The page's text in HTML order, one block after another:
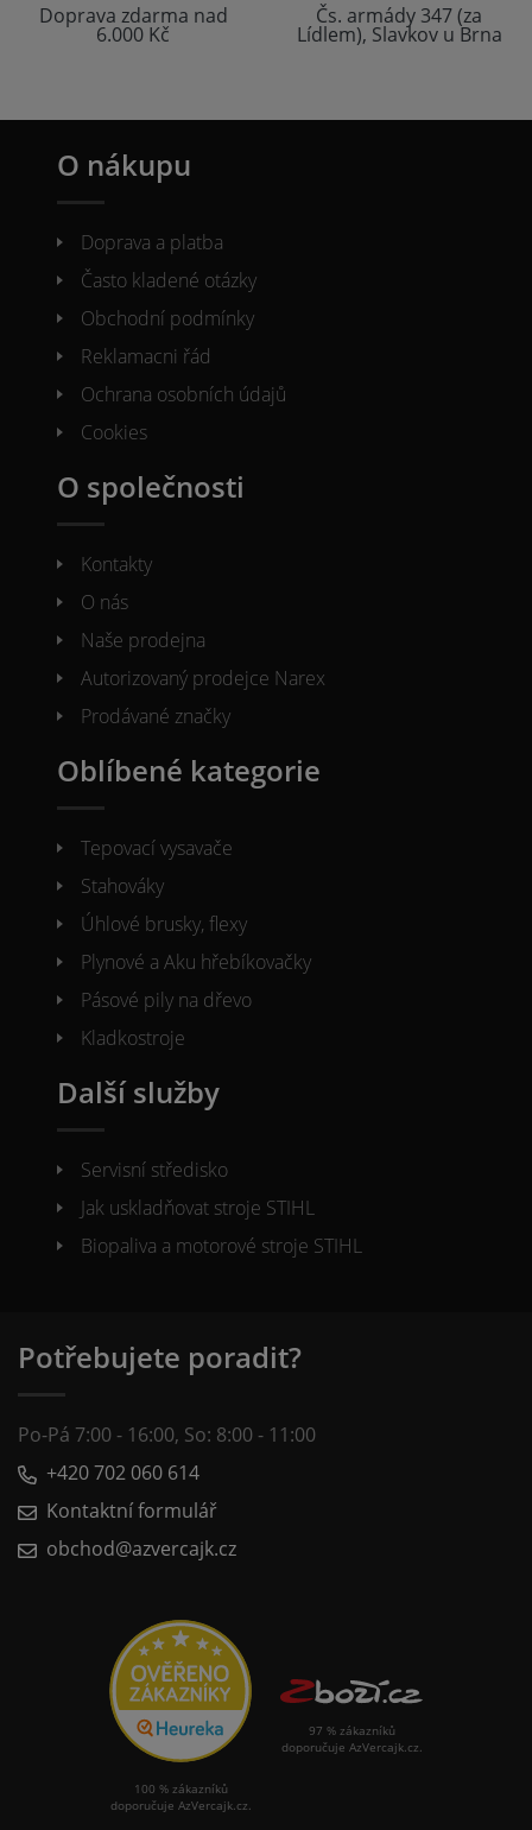
Doprava zdarma nad
6.000 Kč
Čs. armády 347 (za
Lídlem), Slavkov u Brna
O nákupu
Doprava a platba
Často kladené otázky
Obchodní podmínky
Reklamacni řád
Ochrana osobních údajů
Cookies
O společnosti
Kontakty
O nás
Naše prodejna
Autorizovaný prodejce Narex
Prodávané značky
Oblíbené kategorie
Tepovací vysavače
Stahováky
Úhlové brusky, flexy
Plynové a Aku hřebíkovačky
Pásové pily na dřevo
Kladkostroje
Další služby
Servisní středisko
Jak uskladňovat stroje STIHL
Biopaliva a motorové stroje STIHL
Potřebujete poradit?
Po-Pá 7:00 - 16:00, So: 8:00 - 11:00
+420 702 060 614
Kontaktní formulář
obchod@azvercajk.cz
100 % zákazníků
doporučuje AzVercajk.cz.
97 % zákazníků
doporučuje AzVercajk.cz.